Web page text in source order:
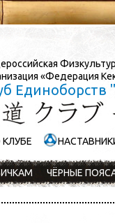
«Федерация
Единоборств
КЛУБЕ
ЧЁРНЫЕ